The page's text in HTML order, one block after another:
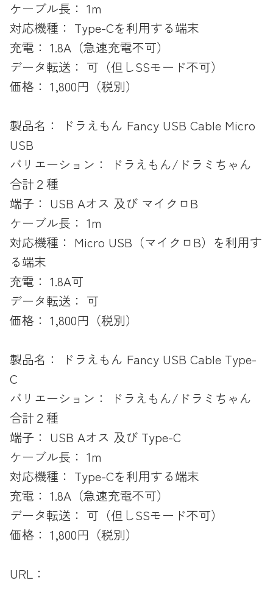
ケーブル長： 1m
対応機種： Type-Cを利用する端末
充電： 1.8A（急速充電不可）
データ転送： 可（但しSSモード不可）
価格： 1,800円（税別）
製品名： ドラえもん Fancy USB Cable Micro
USB
バリエーション： ドラえもん/ドラミちゃん
合計２種
端子： USB Aオス 及び マイクロB
ケーブル長： 1m
対応機種： Micro USB（マイクロB）を利用す
る端末
充電： 1.8A可
データ転送： 可
価格： 1,800円（税別）
製品名： ドラえもん Fancy USB Cable Type-
C
バリエーション： ドラえもん/ドラミちゃん
合計２種
端子： USB Aオス 及び Type-C
ケーブル長： 1m
対応機種： Type-Cを利用する端末
充電： 1.8A（急速充電不可）
データ転送： 可（但しSSモード不可）
価格： 1,800円（税別）
URL：